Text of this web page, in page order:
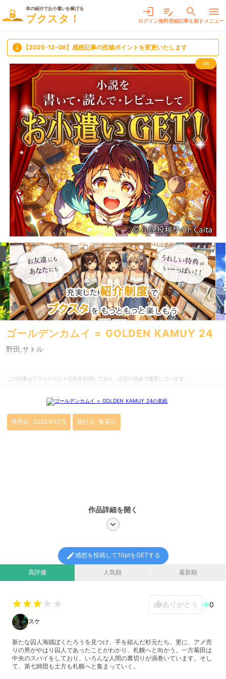
本の紹介でお小遣いを稼げる
ブクスタ！
login
ログイン
edit_note
無料登録
search
記事を探す
menu
メニュー
info 【2025-12-06】感想記事の投稿ポイントを変更いたします
PR
ゴールデンカムイ = GOLDEN KAMUY 24
野田,サトル
この記事はアフィリエイト広告を利用しており、広告の収益で運営しています。
作品詳細を開く
chevron_right
発売日: 2020年12月 発行元: 集英社
高評価 人気順 最新順
edit感想を投稿して10ptをGETする
star star star star star thumb_upありがとう thumb_up0
スケ
新たな囚人海賊ぼくたろうを見つけ、手を組んだ杉元たち。更に、アメ売
りの男がやはり囚人であったことがわかり、札幌へと向かう。一方菊田は
中央のスパイをしており、いろんな人間の裏切りが渦巻いています。そし
て、第七師団も土方も札幌へと集まっていく。